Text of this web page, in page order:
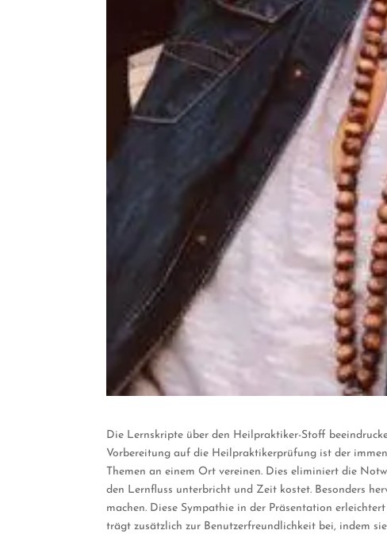
Die Lernskripte über den Heilpraktiker-Stoff
Vorbereitung auf die Heilpraktikerprüfung ist der
Themen an einem Ort vereinen. Dies eliminiert die
den Lernfluss unterbricht und Zeit kostet. Besonders
machen. Diese Sympathie in der Präsentation
trägt zusätzlich zur Benutzerfreundlichkeit bei, indem